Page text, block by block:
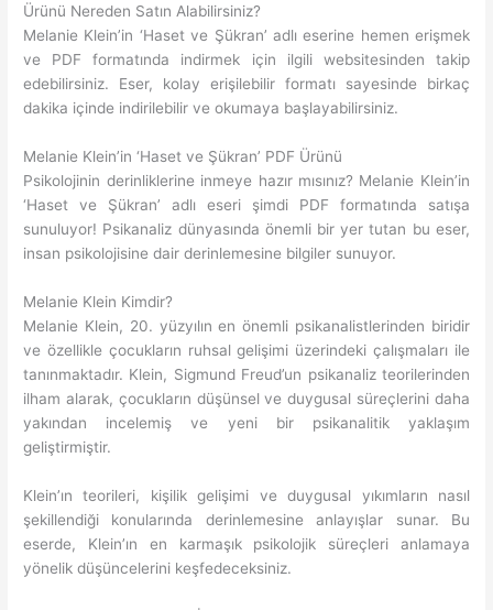
Ürünü Nereden Satın Alabilirsiniz?
Melanie Klein’in ‘Haset ve Şükran’ adlı eserine hemen erişmek
ve PDF formatında indirmek için ilgili websitesinden takip
edebilirsiniz. Eser, kolay erişilebilir formatı sayesinde birkaç
dakika içinde indirilebilir ve okumaya başlayabilirsiniz.
Melanie Klein’in ‘Haset ve Şükran’ PDF Ürünü
Psikolojinin derinliklerine inmeye hazır mısınız? Melanie Klein’in
‘Haset ve Şükran’ adlı eseri şimdi PDF formatında satışa
sunuluyor! Psikanaliz dünyasında önemli bir yer tutan bu eser,
insan psikolojisine dair derinlemesine bilgiler sunuyor.
Melanie Klein Kimdir?
Melanie Klein, 20. yüzyılın en önemli psikanalistlerinden biridir
ve özellikle çocukların ruhsal gelişimi üzerindeki çalışmaları ile
tanınmaktadır. Klein, Sigmund Freud’un psikanaliz teorilerinden
ilham alarak, çocukların düşünsel ve duygusal süreçlerini daha
yakından incelemiş ve yeni bir psikanalitik yaklaşım
geliştirmiştir.
Klein’ın teorileri, kişilik gelişimi ve duygusal yıkımların nasıl
şekillendiği konularında derinlemesine anlayışlar sunar. Bu
eserde, Klein’ın en karmaşık psikolojik süreçleri anlamaya
yönelik düşüncelerini keşfedeceksiniz.